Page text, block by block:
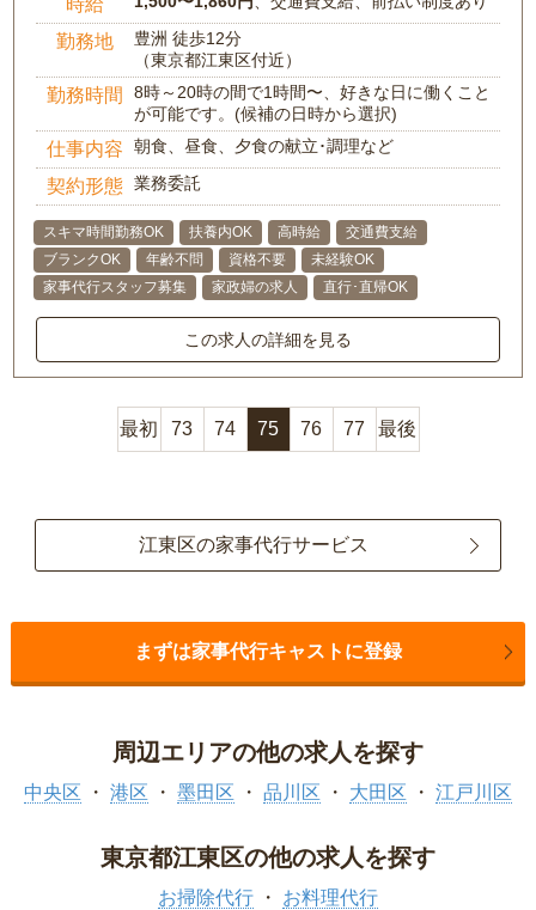
勤務地
豊洲 徒歩12分
（東京都江東区付近）
勤務時間
8時～20時の間で1時間〜、好きな日に働くこと
が可能です。(候補の日時から選択)
仕事内容 朝食、昼食、夕食の献立･調理など
契約形態 業務委託
スキマ時間勤務OK 扶養内OK 高時給
交通費支給
ブランクOK
年齢不問 資格不要
未経験OK
家事代行スタッフ募集
家政婦の求人 直行･直帰OK
この求人の詳細を見る
最初 73 74 75 76 77 最後
江東区の家事代行サービス
まずは家事代行キャストに登録
周辺エリアの他の求人を探す
中央区 港区 墨田区 品川区 大田区 江戸川区
東京都江東区の他の求人を探す
お掃除代行
お料理代行